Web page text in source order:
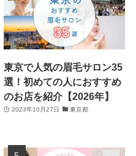
東京で人気の眉毛サロン35
選！初めての人におすすめ
のお店を紹介【2026年】
2023年10月27日 東京都